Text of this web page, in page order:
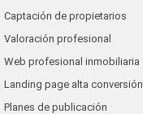
Captación de propietarios
Valoración profesional
Web profesional inmobiliaria
Landing page alta conversión
Planes de publicación